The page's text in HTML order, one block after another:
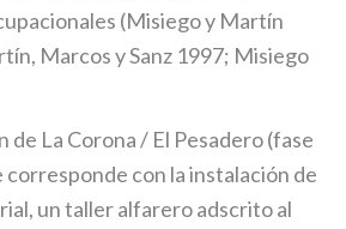
(Misiego y Martín
Marcos y Sanz 1997; Misiego
de La Corona / El Pesadero (fase
corresponde con la instalación de
un taller alfarero adscrito al